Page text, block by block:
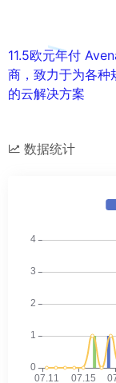
11.5欧元年付
商，致力于为各种
的云解决方案
数据统计